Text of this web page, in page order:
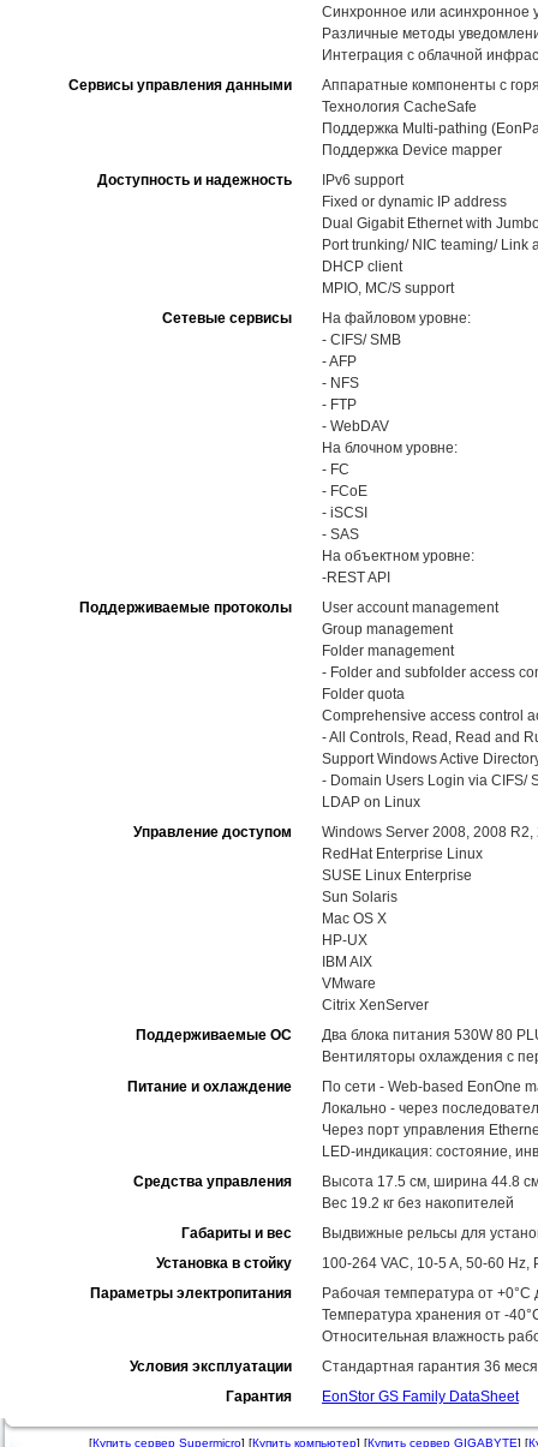
Синхронное или асинхронное
Различные методы
Интеграция с облачной
Сервисы управления данными
Аппаратные компоненты с
Технология CacheSafe
Поддержка Multi-pathing
Поддержка Device mapper
Доступность и надежность
IPv6 support
Fixed or dynamic IP address
Dual Gigabit Ethernet with
Port trunking/ NIC teaming/ Link
DHCP client
MPIO, MC/S support
Сетевые сервисы
На файловом уровне:
- CIFS/ SMB
- AFP
- NFS
- FTP
- WebDAV
На блочном уровне:
- FC
- FCoE
- iSCSI
- SAS
На объектном уровне:
-REST API
Поддерживаемые протоколы
User account management
Group management
Folder management
- Folder and subfolder access
Folder quota
Comprehensive access control
- All Controls, Read, Read and
Support Windows Active
- Domain Users Login via CIFS/
LDAP on Linux
Управление доступом
Windows Server 2008, 2008
RedHat Enterprise Linux
SUSE Linux Enterprise
Sun Solaris
Mac OS X
HP-UX
IBM AIX
VMware
Citrix XenServer
Поддерживаемые ОС
Два блока питания 530W 80
Вентиляторы охлаждения с
Питание и охлаждение
По сети - Web-based EonOne
Локально - через
Через порт управления
LED-индикация: состояние,
Средства управления
Высота 17.5 см, ширина 44.8
Вес 19.2 кг без накопителей
Габариты и вес
Выдвижные рельсы для
Установка в стойку
100-264 VAC, 10-5 A, 50-60 Hz,
Параметры электропитания
Рабочая температура от +0°C
Температура хранения от -
Относительная влажность
Условия эксплуатации
Стандартная гарантия 36
Гарантия
EonStor GS Family DataSheet
[Купить сервер Supermicro] [Купить компьютер] [Купить сервер GIGABYTE] [